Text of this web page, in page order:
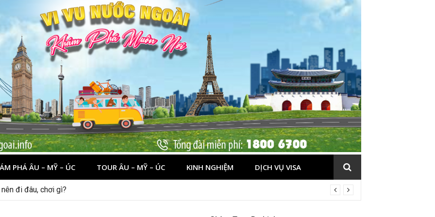
PHÁ ÂU – MỸ – ÚC TOUR ÂU – MỸ – ÚC KINH NGHIỆM DỊCH VỤ VISA
đi đâu, chơi gì?